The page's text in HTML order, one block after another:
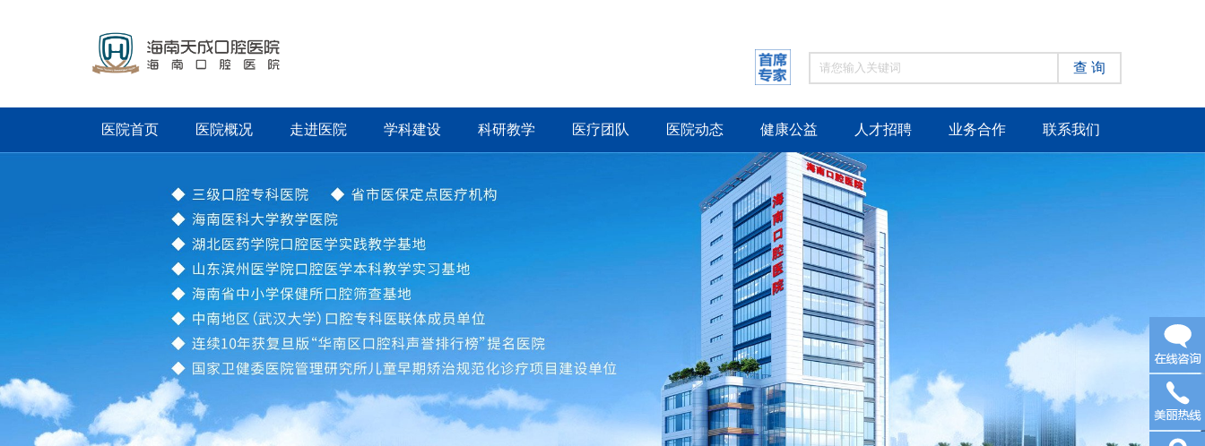
查 询
医院首页 医院概况 走进医院 学科建设 科研教学 医疗团队 医院动态 健康公益 人才招聘 业务合作 联系我们
在线咨